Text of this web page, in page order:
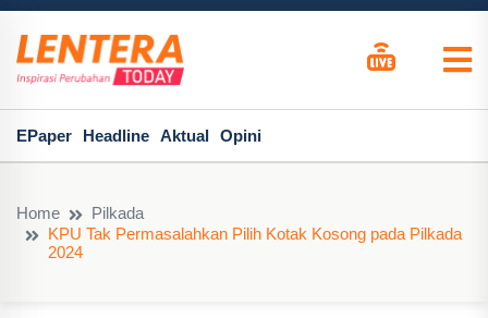
EPaper Headline Aktual Opini
Home
Pilkada
KPU Tak Permasalahkan Pilih Kotak Kosong pada Pilkada
2024